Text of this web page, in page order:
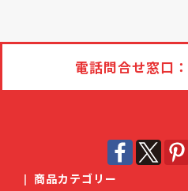
電話問合せ窓口：
| 商品カテゴリー